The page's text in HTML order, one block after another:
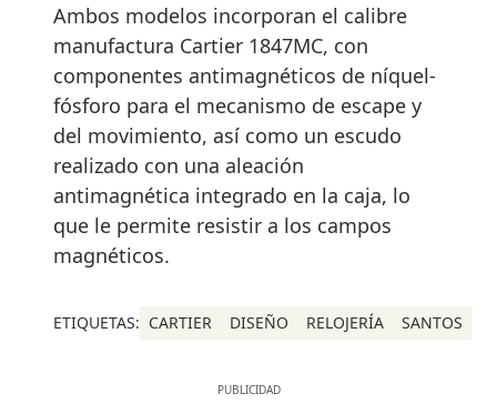
Ambos modelos incorporan el calibre
manufactura Cartier 1847MC, con
componentes antimagnéticos de níquel-
fósforo para el mecanismo de escape y
del movimiento, así como un escudo
realizado con una aleación
antimagnética integrado en la caja, lo
que le permite resistir a los campos
magnéticos.
ETIQUETAS: CARTIER DISEÑO RELOJERÍA SANTOS